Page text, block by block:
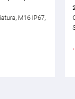
M16 IP67,